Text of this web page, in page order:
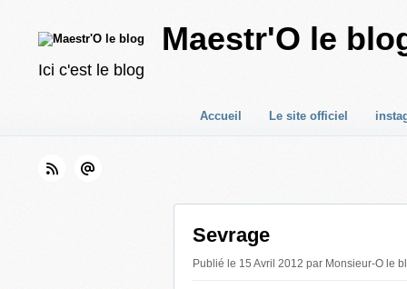
Maestr'O le
Ici c'est le blog
Accueil Le site officiel
Sevrage
Publié le 15 Avril 2012 par Monsieur-O le